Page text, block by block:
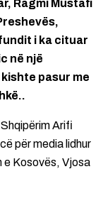
Ragmi Mustafi
i ka cituar
në një
pasur me
Arifi
për media lidhur
e Kosovës, Vjosa